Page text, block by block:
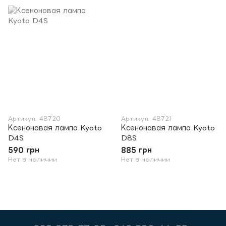
Артикул: 48720
Ксеноновая лампа Kyoto
D4S
590 грн
Нет в наличии
Артикул: 48721
Ксеноновая лампа Kyoto
D8S
885 грн
Нет в наличии